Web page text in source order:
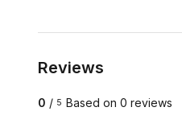
Reviews
0 / 5 Based on 0 reviews